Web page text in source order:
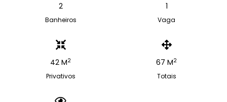
2
Banheiros
1
Vaga
42 M2
Privativos
67 M2
Totais